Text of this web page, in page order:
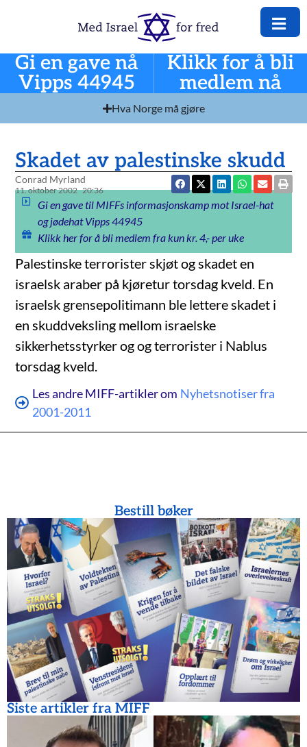
Gi en gave nå
Vipps 44945
Klikk for å bli
medlem nå
Hva Norge må gjøre
Skadet av palestinske skudd
Conrad Myrland
11. oktober 2002 20:36
Gi en gave til MIFFs informasjonskamp mot Israel-hat
og jødehat Vipps 44945
Klikk her for å bli medlem fra kun kr. 4,- per uke
Palestinske terrorister skjøt og skadet en
israelsk araber på kjøretur torsdag kveld. En
israelsk grensepolitimann ble lettere skadet i
en skuddveksling mellom israelske
sikkerhetsstyrker og og terrorister i Nablus
torsdag kveld.
Les andre MIFF-artikler om Nyhetsnotiser fra
2001-2011
Bestill bøker
Siste artikler fra MIFF